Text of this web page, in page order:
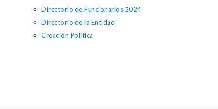
Directorio de Funcionarios 2024
Directorio de la Entidad
Creación Política